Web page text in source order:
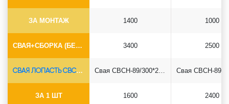
ЗА МОНТАЖ
СВАЯ+СБОРКА (БЕЗ ОГОЛОВКА)
1400
3400
1000
2500
СВАЯ ЛОПАСТЬ СВСН-Ø89*6.5
ЗА 1 ШТ 1600 2400